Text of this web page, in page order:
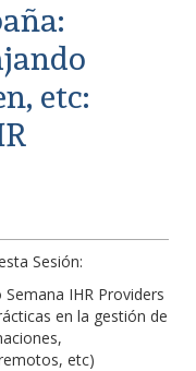
etc:
Sesión:
IHR Providers
en la gestión de
etc)